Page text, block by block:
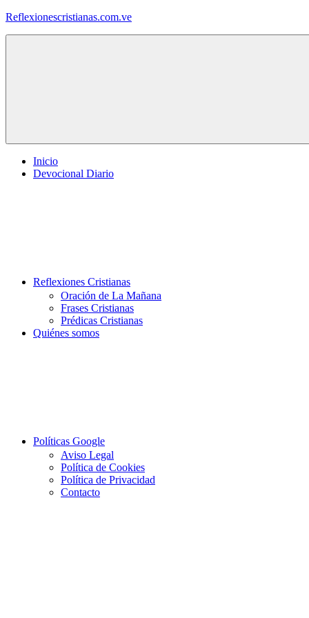
Saltar
Reflexionescristianas.com.ve
Inicio
Devocional Diario
Reflexiones Cristianas
Oración de La Mañana
Frases Cristianas
Prédicas Cristianas
Quiénes somos
Políticas Google
Aviso Legal
Política de Cookies
Política de Privacidad
Contacto